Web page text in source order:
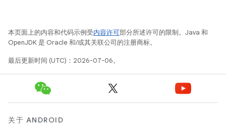
本页面上的内容和代码示例受内容许可部分所述许可的限制。Java 和
OpenJDK 是 Oracle 和/或其关联公司的注册商标。
最后更新时间 (UTC)：2026-07-06。
关于 ANDROID